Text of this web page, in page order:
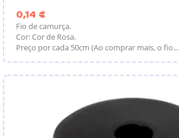
0,14 €
Fio de camurça.
Cor: Cor de Rosa.
Preço por cada 50cm (Ao comprar mais, o fio...